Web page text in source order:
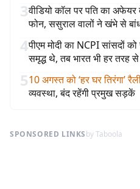
3वीडियो कॉल पर पति का अफेयर
फोन, ससुराल वालों ने खंभे से
4पीएम मोदी का NCPI सांसदों
समृद्ध थे, तब भारत भी हर तरह
510 अगस्त को ‘हर घर तिरंगा’
व्यवस्था, बंद रहेंगी प्रमुख सड़कें
SPONSORED LINKSby Taboola